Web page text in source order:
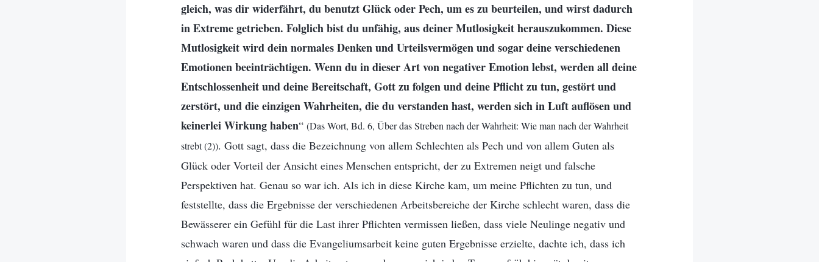
gleich, was dir widerfährt, du benutzt Glück oder Pech, um es zu beurteilen, und wirst dadurch
in Extreme getrieben. Folglich bist du unfähig, aus deiner Mutlosigkeit herauszukommen. Diese
Mutlosigkeit wird dein normales Denken und Urteilsvermögen und sogar deine verschiedenen
Emotionen beeinträchtigen. Wenn du in dieser Art von negativer Emotion lebst, werden all deine
Entschlossenheit und deine Bereitschaft, Gott zu folgen und deine Pflicht zu tun, gestört und
zerstört, und die einzigen Wahrheiten, die du verstanden hast, werden sich in Luft auflösen und
keinerlei Wirkung haben“ (Das Wort, Bd. 6, Über das Streben nach der Wahrheit: Wie man nach der Wahrheit
strebt (2)). Gott sagt, dass die Bezeichnung von allem Schlechten als Pech und von allem Guten als
Glück oder Vorteil der Ansicht eines Menschen entspricht, der zu Extremen neigt und falsche
Perspektiven hat. Genau so war ich. Als ich in diese Kirche kam, um meine Pflichten zu tun, und
feststellte, dass die Ergebnisse der verschiedenen Arbeitsbereiche der Kirche schlecht waren, dass die
Bewässerer ein Gefühl für die Last ihrer Pflichten vermissen ließen, dass viele Neulinge negativ und
schwach waren und dass die Evangeliumsarbeit keine guten Ergebnisse erzielte, dachte ich, dass ich